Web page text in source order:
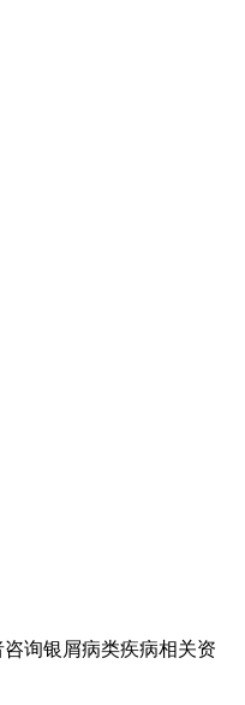
询银屑病类疾病相关资